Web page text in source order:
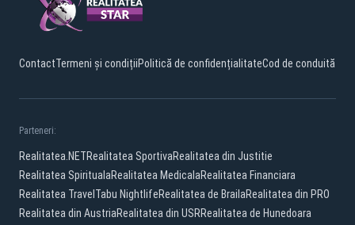
ContactTermeni și condițiiPolitică de confidențialitateCod de conduită
Parteneri:
Realitatea.NETRealitatea SportivaRealitatea din Justitie
Realitatea SpiritualaRealitatea MedicalaRealitatea Financiara
Realitatea Travel Tabu NightlifeRealitatea de BrailaRealitatea din PRO
Realitatea din AustriaRealitatea din USRRealitatea de Hunedoara